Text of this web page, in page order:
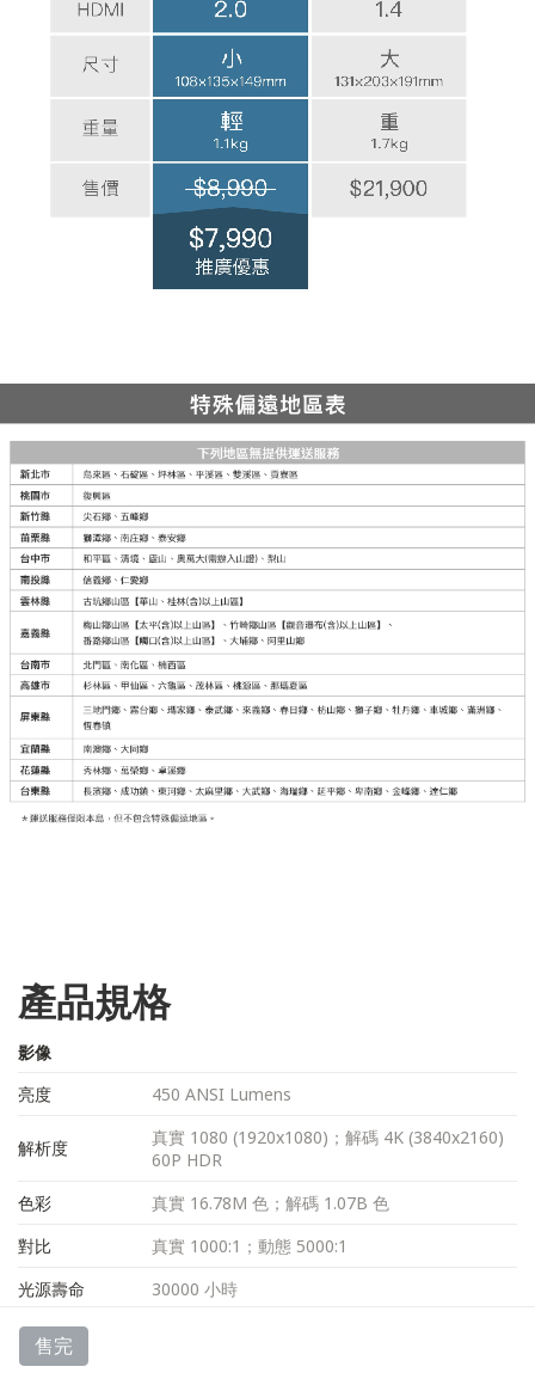
售完
產品規格
影像
亮度
450 ANSI Lumens
解析度
真實 1080 (1920x1080)；解碼 4K (3840x2160)
60P HDR
色彩
真實 16.78M 色；解碼 1.07B 色
對比
真實 1000:1；動態 5000:1
光源壽命
30000 小時
投影
投射比